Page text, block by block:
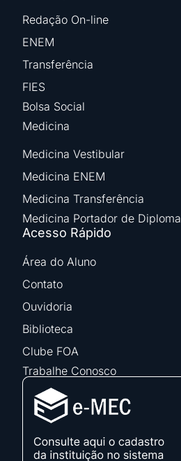
Redação On-line
ENEM
Transferência
FIES
Bolsa Social
Medicina
Medicina Vestibular
Medicina ENEM
Medicina Transferência
Medicina Portador de Diploma
Acesso Rápido
Área do Aluno
Contato
Ouvidoria
Biblioteca
Clube FOA
Trabalhe Conosco